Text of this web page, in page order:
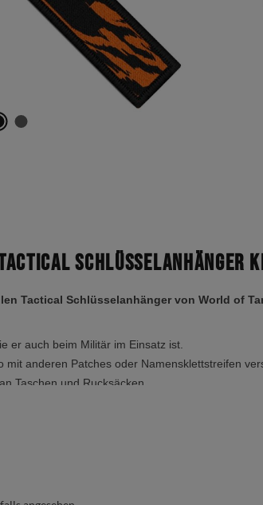
Schlüsselanhänger
Tactical Schlüsselanhänger von World of
er auch beim Militär im Einsatz ist.
anderen Patches oder Namensklettstreifen
Taschen und Rucksäcken.